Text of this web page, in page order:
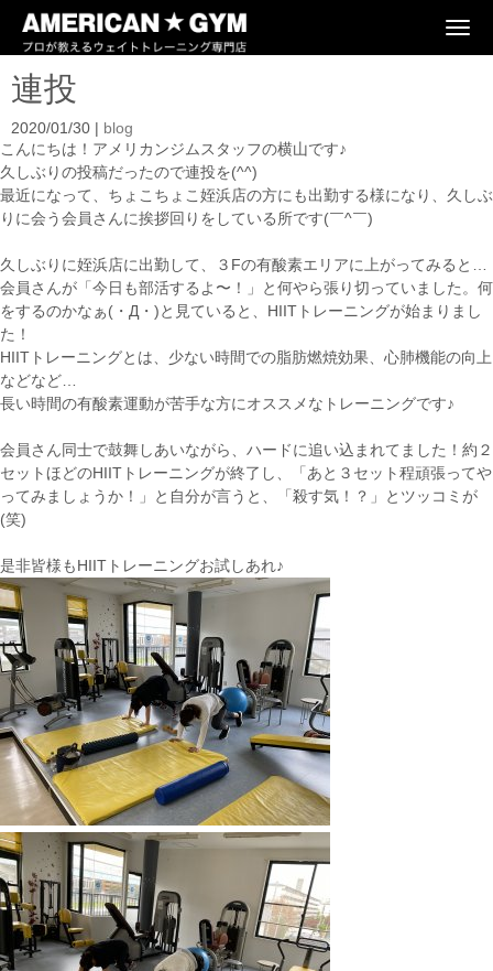
N
連投
2020/01/30 | blog
こんにちは！アメリカンジムスタッフの横山です♪
久しぶりの投稿だったので連投を(^^)
最近になって、ちょこちょこ姪浜店の方にも出勤する様になり、久しぶ
りに会う会員さんに挨拶回りをしている所です(￣^￣)ゞ
久しぶりに姪浜店に出勤して、３Fの有酸素エリアに上がってみると…
会員さんが「今日も部活するよ〜！」と何やら張り切っていました。何
をするのかなぁ(・Д・)と見ていると、HIITトレーニングが始まりまし
た！
HIITトレーニングとは、少ない時間での脂肪燃焼効果、心肺機能の向上
などなど…
長い時間の有酸素運動が苦手な方にオススメなトレーニングです♪
会員さん同士で鼓舞しあいながら、ハードに追い込まれてました！約２
セットほどのHIITトレーニングが終了し、「あと３セット程頑張ってや
ってみましょうか！」と自分が言うと、「殺す気！？」とツッコミが
(笑)
是非皆様もHIITトレーニングお試しあれ♪